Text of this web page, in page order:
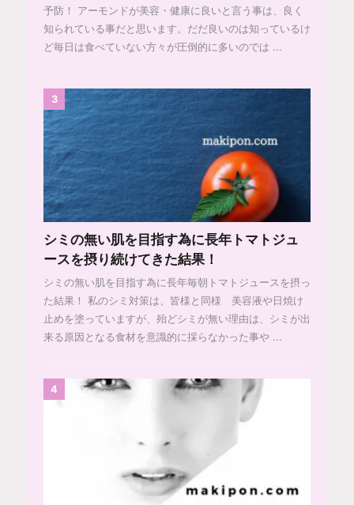
予防！ アーモンドが美容・健康に良いと言う事は、良く
知られている事だと思います。だだ良いのは知っているけ
ど毎日は食べていない方々が圧倒的に多いのでは ...
3
シミの無い肌を目指す為に長年トマトジュ
ースを摂り続けてきた結果！
シミの無い肌を目指す為に長年毎朝トマトジュースを摂っ
た結果！ 私のシミ対策は、皆様と同様 美容液や日焼け
止めを塗っていますが、殆どシミが無い理由は、シミが出
来る原因となる食材を意識的に採らなかった事や ...
4